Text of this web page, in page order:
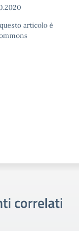
articolo è
correlati